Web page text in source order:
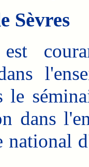
Sèvres
le
dans
national